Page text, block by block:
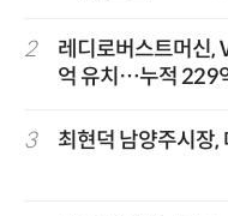
2
레디로버스트머신,
억 유치…누적 229
3 최현덕 남양주시장,